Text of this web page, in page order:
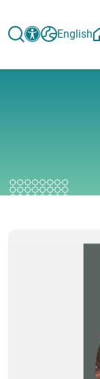
English